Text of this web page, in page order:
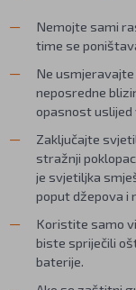
Nemojte sami
time se
Ne
neposredne
opasnost
Zaključajte
stražnji
je svjetiljka
poput džepova i
Koristite samo
biste spriječili
baterije.